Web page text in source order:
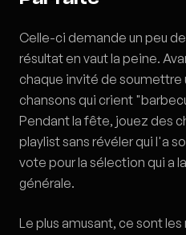
Celle-ci demande un peu
résultat en vaut la peine.
chaque invité de soumettre
chansons qui crient
Pendant la fête, jouez des
playlist sans révéler qui l'a
vote pour la sélection qui a
générale.
Le plus amusant, ce sont